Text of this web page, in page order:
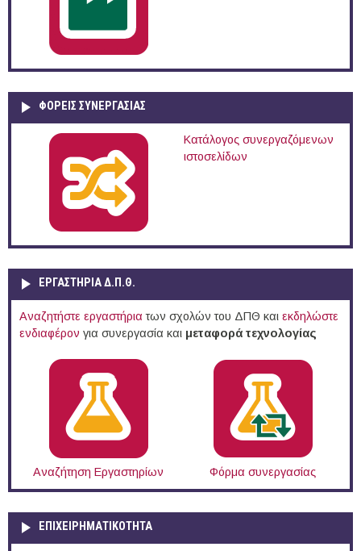
ΦΟΡΕΙΣ ΣΥΝΕΡΓΑΣΙΑΣ
Κατάλογος συνεργαζόμενων
ιστοσελίδων
ΕΡΓΑΣΤΗΡΙΑ Δ.Π.Θ.
Αναζητήστε εργαστήρια των σχολών του ΔΠΘ και εκδηλώστε
ενδιαφέρον για συνεργασία και μεταφορά τεχνολογίας
Αναζήτηση Εργαστηρίων Φόρμα συνεργασίας
ΕΠΙΧΕΙΡΗΜΑΤΙΚΟΤΗΤΑ